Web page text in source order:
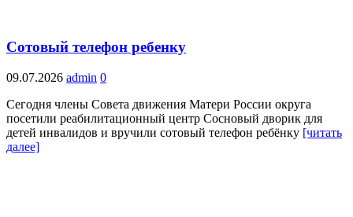
Сотовый телефон ребенку
09.07.2026 admin 0
Сегодня члены Совета движения Матери России округа
посетили реабилитационный центр Сосновый дворик для
детей инвалидов и вручили сотовый телефон ребёнку [читать
далее]